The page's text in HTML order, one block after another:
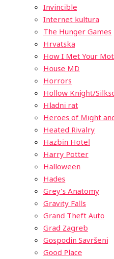
Invincible
Internet kultura
The Hunger Games
Hrvatska
How I Met Your
House MD
Horrors
Hollow Knight/
Hladni rat
Heroes of Might
Heated Rivalry
Hazbin Hotel
Harry Potter
Halloween
Hades
Grey’s Anatomy
Gravity Falls
Grand Theft Auto
Grad Zagreb
Gospodin Savršeni
Good Place